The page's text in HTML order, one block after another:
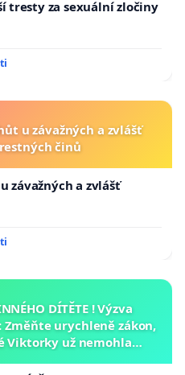
tresty za sexuální zločiny
u závažných a zvlášť
činů
závažných a zvlášť
DÍTĚTE ! Výzva
urychleně zákon,
Viktorky už nemohla